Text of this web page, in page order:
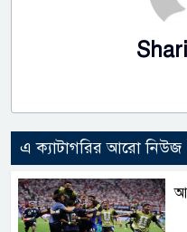
এ ক্যাটাগরির আরো নিউজ